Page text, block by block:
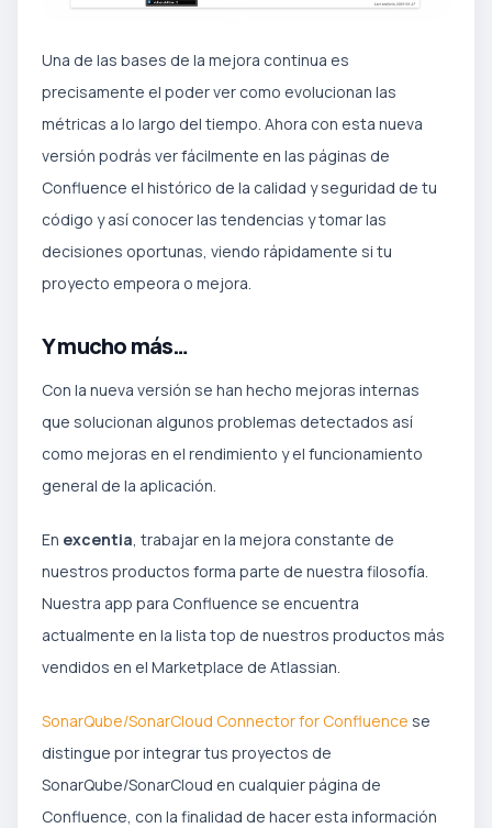
Una de las bases de la mejora continua es
precisamente el poder ver como evolucionan las
métricas a lo largo del tiempo. Ahora con esta nueva
versión podrás ver fácilmente en las páginas de
Confluence el histórico de la calidad y seguridad de tu
código y así conocer las tendencias y tomar las
decisiones oportunas, viendo rápidamente si tu
proyecto empeora o mejora.
Y mucho más…
Con la nueva versión se han hecho mejoras internas
que solucionan algunos problemas detectados así
como mejoras en el rendimiento y el funcionamiento
general de la aplicación.
En excentia, trabajar en la mejora constante de
nuestros productos forma parte de nuestra filosofía.
Nuestra app para Confluence se encuentra
actualmente en la lista top de nuestros productos más
vendidos en el Marketplace de Atlassian.
SonarQube/SonarCloud Connector for Confluence se
distingue por integrar tus proyectos de
SonarQube/SonarCloud en cualquier página de
Confluence, con la finalidad de hacer esta información